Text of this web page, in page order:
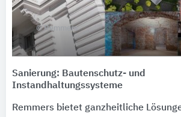
© Remmers
Sanierung: Bautenschutz- und
Instandhaltungssysteme
Remmers bietet ganzheitliche